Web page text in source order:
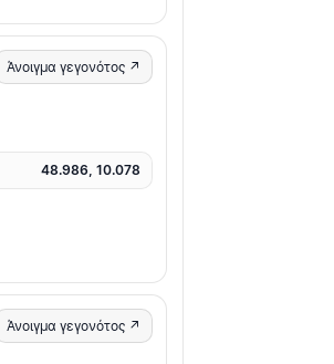
Άνοιγμα γεγονότος ↗
48.986, 10.078
Άνοιγμα γεγονότος ↗